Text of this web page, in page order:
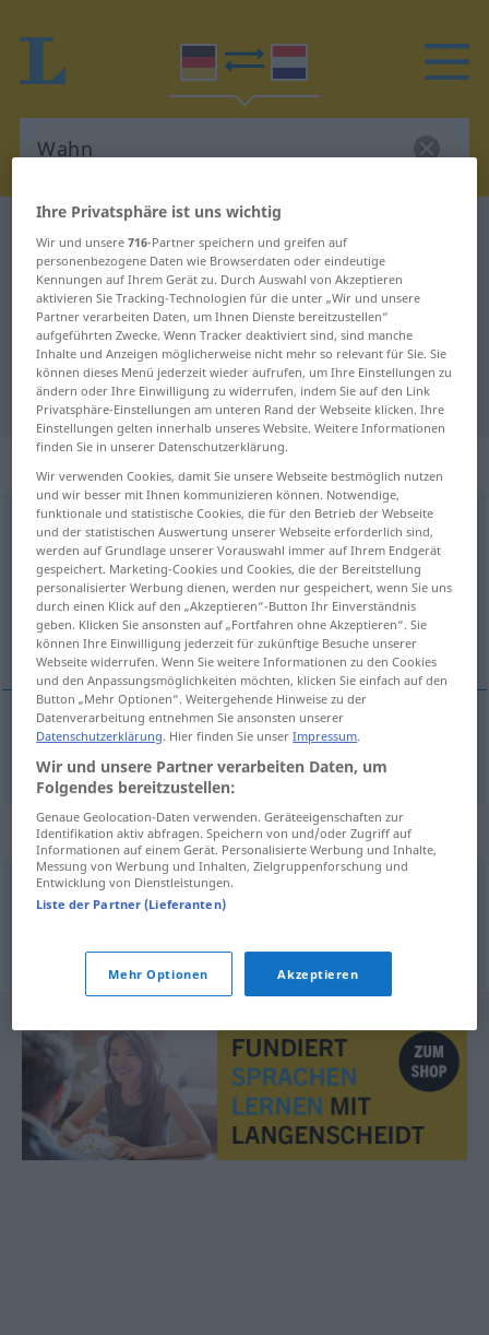
Deutsch-Niederländisch
Übersetzung für "Wahn"
"Wahn" Niederländisch
Übersetzung
„Wahn“ : Maskulinum, männlich
Wahnm <-(e)s;keine Pluralform>
Übersicht aller Übersetzungen
(Für mehr Details die Übersetzung anklicken/antippen)
waan
Synonyme für "Wahn"
Ekstase,Taumel,Verzückung
© OpenThesaurus.de
Ihre Privatsphäre ist uns wichtig
Wir und unsere716-Partner speichern und greifen auf
personenbezogene Daten wie Browserdaten oder eindeutige
Kennungen auf Ihrem Gerät zu. Durch Auswahl von Akzeptieren
aktivieren Sie Tracking-Technologien für die unter „Wir und unsere
Partner verarbeiten Daten, um Ihnen Dienste bereitzustellen“
aufgeführten Zwecke. Wenn Tracker deaktiviert sind, sind manche
Inhalte und Anzeigen möglicherweise nicht mehr so relevant für Sie. Sie
können dieses Menü jederzeit wieder aufrufen, um Ihre Einstellungen zu
ändern oder Ihre Einwilligung zu widerrufen, indem Sie auf den Link
Privatsphäre-Einstellungen am unteren Rand der Webseite klicken. Ihre
Einstellungen gelten innerhalb unseres Website. Weitere Informationen
finden Sie in unserer Datenschutzerklärung.
Wir verwenden Cookies, damit Sie unsere Webseite bestmöglich nutzen
und wir besser mit Ihnen kommunizieren können. Notwendige,
funktionale und statistische Cookies, die für den Betrieb der Webseite
und der statistischen Auswertung unserer Webseite erforderlich sind,
werden auf Grundlage unserer Vorauswahl immer auf Ihrem Endgerät
gespeichert. Marketing-Cookies und Cookies, die der Bereitstellung
personalisierter Werbung dienen, werden nur gespeichert, wenn Sie uns
durch einen Klick auf den „Akzeptieren“-Button Ihr Einverständnis
geben. Klicken Sie ansonsten auf „Fortfahren ohne Akzeptieren“. Sie
können Ihre Einwilligung jederzeit für zukünftige Besuche unserer
Webseite widerrufen. Wenn Sie weitere Informationen zu den Cookies
und den Anpassungsmöglichkeiten möchten, klicken Sie einfach auf den
Button „Mehr Optionen“. Weitergehende Hinweise zu der
Datenverarbeitung entnehmen Sie ansonsten unserer
Datenschutzerklärung. Hier finden Sie unserImpressum.
Wir und unsere Partner verarbeiten Daten, um
Folgendes bereitzustellen:
Genaue Geolocation-Daten verwenden. Geräteeigenschaften zur
Identifikation aktiv abfragen. Speichern von und/oder Zugriff auf
Informationen auf einem Gerät. Personalisierte Werbung und Inhalte,
Messung von Werbung und Inhalten, Zielgruppenforschung und
Entwicklung von Dienstleistungen.
Liste der Partner (Lieferanten)
Mehr Optionen Akzeptieren